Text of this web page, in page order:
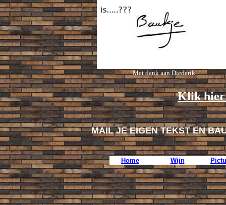
Met dank aan Diederik
Klik hier
MAIL JE EIGEN TEKST EN
Home Wijn